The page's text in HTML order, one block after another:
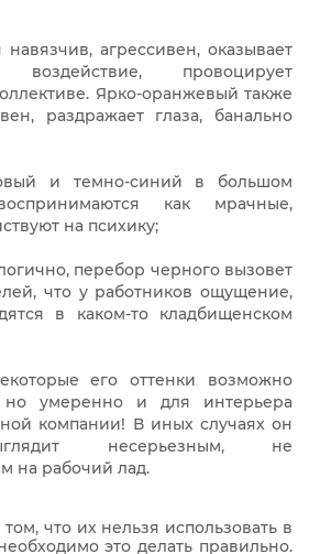
агрессивен, оказывает
воздействие, провоцирует
Ярко-оранжевый также
раздражает глаза, банально
и темно-синий в большом
как мрачные,
на психику;
перебор черного вызовет
что у работников ощущение,
в каком-то кладбищенском
его оттенки возможно
но умеренно и для интерьера
компании! В иных случаях он
несерьезным, не
на рабочий лад.
что их нельзя использовать в
это делать правильно.